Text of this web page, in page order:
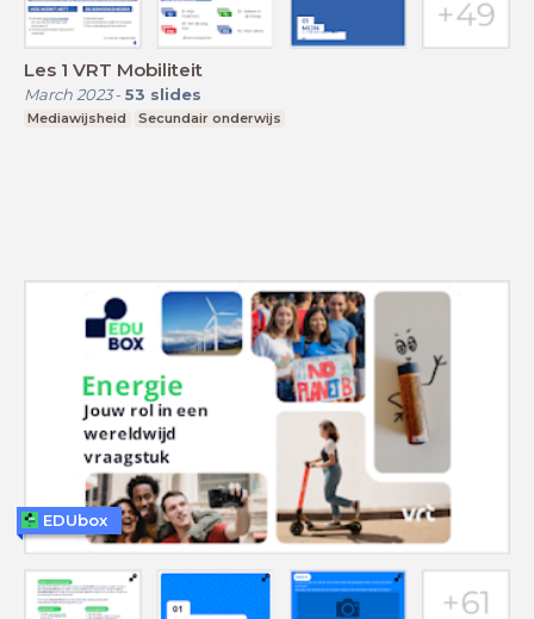
Les 1 VRT Mobiliteit
March 2023- 53 slides
Mediawijsheid Secundair onderwijs
EDUbox